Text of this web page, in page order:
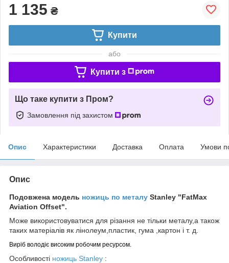
1 135 ₴
Купити
або
Купити з
Що таке купити з Пром?
Замовлення під захистом
Опис Характеристики Доставка Оплата Умови
Опис
Подовжена модель ножиць по металу Stanley "FatMax
Aviation Offset".
Може використовуватися для різання не тільки металу,а також
таких матеріалів як лінолеум,пластик, гума ,картон і т. д.
Виріб володіє високим робочим ресурсом.
Особливості ножиць Stanley :